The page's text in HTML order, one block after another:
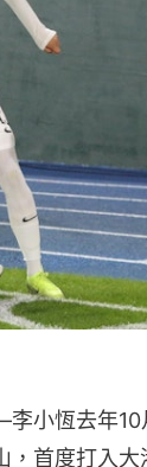
小恆去年10
首度打入大